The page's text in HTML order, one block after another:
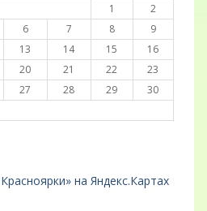
1
2
6 7 8
9
13 14 15
16
20 21 22
23
27 28 29
30
на Яндекс.Картах